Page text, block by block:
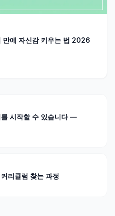
만에 자신감 키우는 법 2026
시작할 수 있습니다 —
리큘럼 찾는 과정